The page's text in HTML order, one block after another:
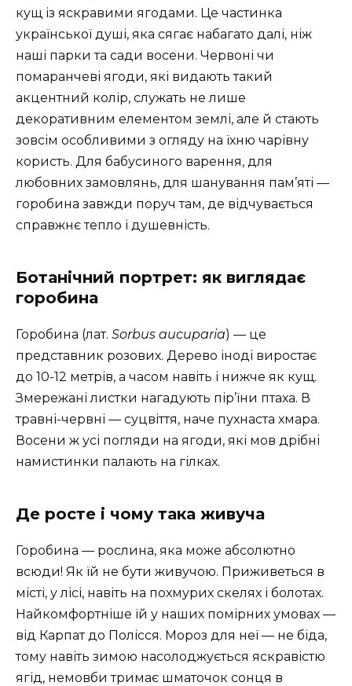
кущ із яскравими ягодами. Це частинка
української душі, яка сягає набагато далі, ніж
наші парки та сади восени. Червоні чи
помаранчеві ягоди, які видають такий
акцентний колір, служать не лише
декоративним елементом землі, але й стають
зовсім особливими з огляду на їхню чарівну
користь. Для бабусиного варення, для
любовних замовлянь, для шанування пам’яті —
горобина завжди поруч там, де відчувається
справжнє тепло і душевність.
Ботанічний портрет: як виглядає
горобина
Горобина (лат. Sorbus aucuparia) — це
представник розових. Дерево іноді виростає
до 10-12 метрів, а часом навіть і нижче як кущ.
Змережані листки нагадують пір’їни птаха. В
травні-червні — суцвіття, наче пухнаста хмара.
Восени ж усі погляди на ягоди, які мов дрібні
намистинки палають на гілках.
Де росте і чому така живуча
Горобина — рослина, яка може абсолютно
всюди! Як їй не бути живучою. Приживеться в
місті, у лісі, навіть на похмурих скелях і болотах.
Найкомфортніше їй у наших помірних умовах —
від Карпат до Полісся. Мороз для неї — не біда,
тому навіть зимою насолоджується яскравістю
ягід, немовби тримає шматочок сонця в